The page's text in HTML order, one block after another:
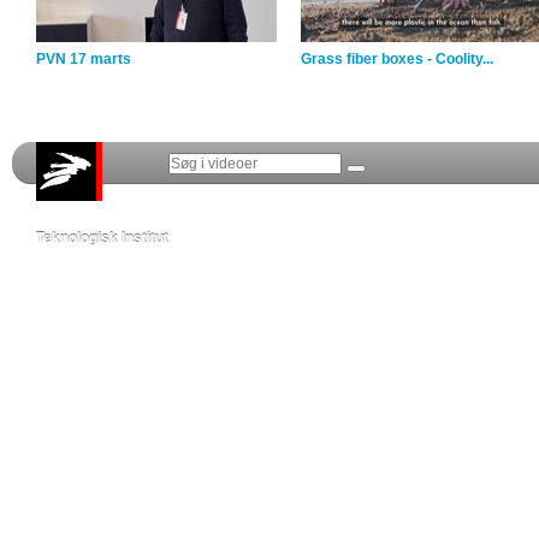
PVN 17 marts Grass fiber boxes - Coolity...
Teknologisk Institut